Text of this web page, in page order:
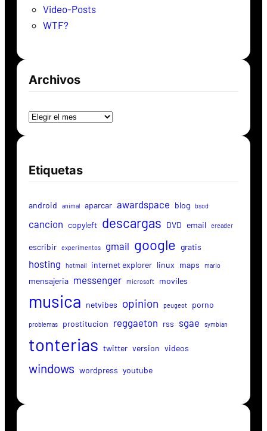
Video-Posts
WTF?
Archivos
Etiquetas
android animal aparcar awardspace blog bsod
cancion copyleft descargas DVD email ereader
escribir experimentos gmail google gratis
hosting hotmail internet explorer linux maps mario
mensajeria messenger microsoft moviles
musica netvibes opinion peugeot porno
problemas prostitucion reggaeton rss sgae symbian
tonterias twitter version videos
windows wordpress youtube